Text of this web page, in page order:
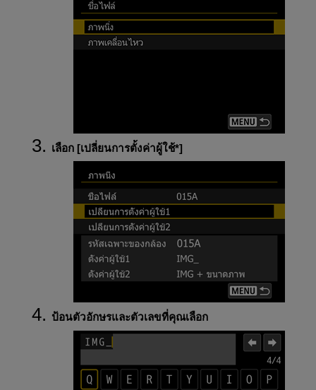
เลือก [เปลี่ยนการตั้งค่าผู้ใช้*]
ป้อนตัวอักษรและตัวเลขที่คุณเลือก